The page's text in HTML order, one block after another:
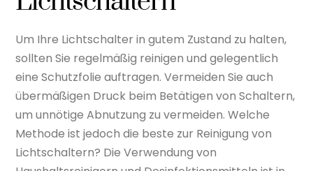
Um Ihre Lichtschalter in gutem Zustand zu halten,
sollten Sie regelmäßig reinigen und gelegentlich
eine Schutzfolie auftragen. Vermeiden Sie auch
übermäßigen Druck beim Betätigen von Schaltern,
um unnötige Abnutzung zu vermeiden. Welche
Methode ist jedoch die beste zur Reinigung von
Lichtschaltern? Die Verwendung von